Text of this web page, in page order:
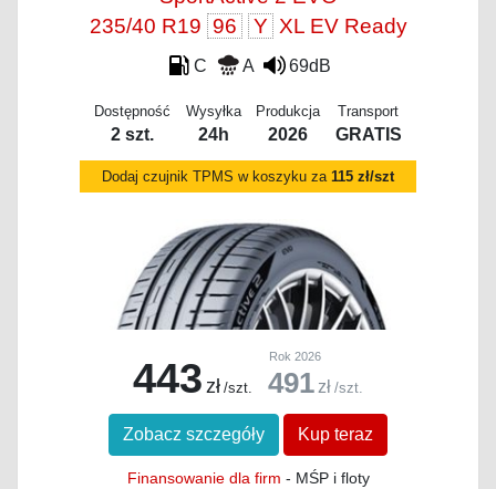
235/40 R19 96 Y XL EV Ready
C A 69dB
Dostępność
2 szt.
Wysyłka
24h
Produkcja
2026
Transport
GRATIS
Dodaj czujnik TPMS w koszyku za 115 zł/szt
443 zł /szt.
Rok 2026
491 zł /szt.
Zobacz szczegóły Kup teraz
Finansowanie dla firm - MŚP i floty